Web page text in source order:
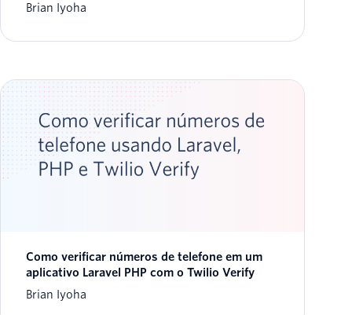
Brian Iyoha
Como verificar números de telefone em um
aplicativo Laravel PHP com o Twilio Verify
Brian Iyoha